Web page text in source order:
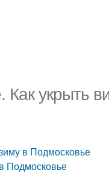
Как укрыть
в Подмосковье
Подмосковье